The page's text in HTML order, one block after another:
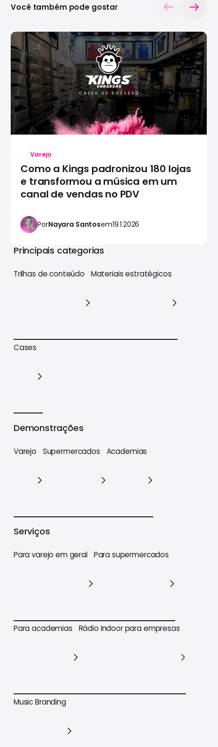
Varejo
Como a Kings padronizou 180 lojas
e transformou a música em um
canal de vendas no PDV
PorNayara Santosem19.1.2026
Você também pode gostar
Principais categorias
Trilhas de conteúdo
Trilhas de conteúdo
Materiais estratégicos
Cases
Demonstrações
Varejo Supermercados Academias
Serviços
Para varejo em geral
Para varejo em geral
Para supermercados
Para supermercados
Para academias
Para academias
Rádio Indoor para empresas
Music Branding